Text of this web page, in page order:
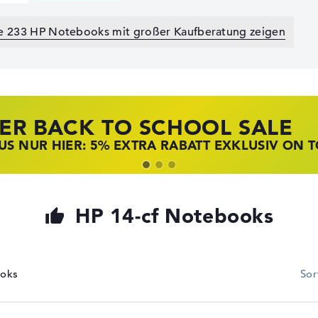
233 HP Notebooks mit großer Kaufberatung zeigen
BACK TO SCHOOL SALE
NUR HIER: 5% EXTRA RABATT EXKLUSIV ON
SSV DEALS
ZUGREIFEN: NOTEBOOKS BEI HP KRÄFTIG
LAPTOP DEALS
BEI LENOVO JETZT KRÄFTIG REDUZIERT
HP 14-cf Notebooks